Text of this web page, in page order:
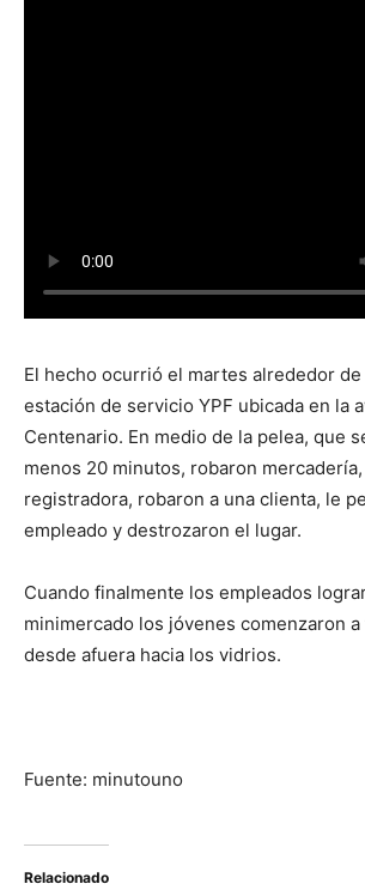
El hecho ocurrió el martes alrededor
estación de servicio YPF ubicada en la
Centenario. En medio de la pelea, que
menos 20 minutos, robaron
registradora, robaron a una clienta, le
empleado y destrozaron el lugar.
Cuando finalmente los empleados
minimercado los jóvenes comenzaron
desde afuera hacia los vidrios.
Fuente: minutouno
Relacionado